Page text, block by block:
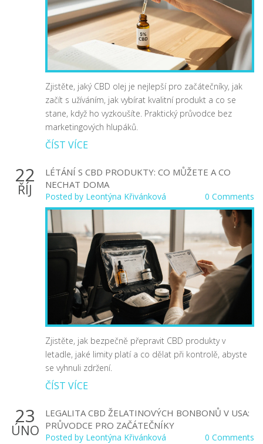
Zjistěte, jaký CBD olej je nejlepší pro začátečníky, jak
začít s užíváním, jak vybírat kvalitní produkt a co se
stane, když ho vyzkoušíte. Praktický průvodce bez
marketingových hlupáků.
ČÍST VÍCE
22
ŘÍJ
LÉTÁNÍ S CBD PRODUKTY: CO MŮŽETE A CO
NECHAT DOMA
Posted by Leontýna Křivánková 0 Comments
Zjistěte, jak bezpečně přepravit CBD produkty v
letadle, jaké limity platí a co dělat při kontrolě, abyste
se vyhnuli zdržení.
ČÍST VÍCE
23
ÚNO
LEGALITA CBD ŽELATINOVÝCH BONBONŮ V USA:
PRŮVODCE PRO ZAČÁTEČNÍKY
Posted by Leontýna Křivánková 0 Comments